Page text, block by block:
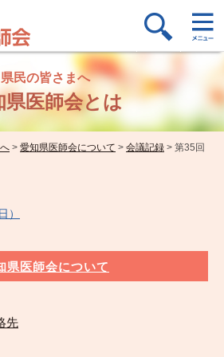
県民の皆さまへ
県医師会とは
> 愛知県医師会について > 会議記録 > 第35回
）
県医師会について
先